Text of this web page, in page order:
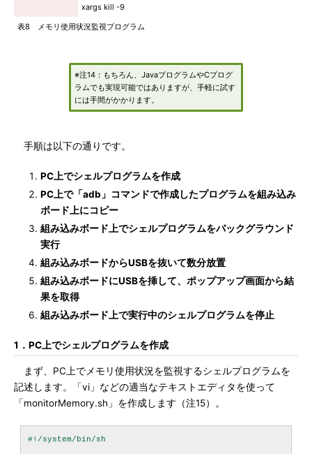
xargs kill -9
表8 メモリ使用状況監視プログラム
※注14：もちろん、JavaプログラムやCプログ
ラムでも実現可能ではありますが、手軽に試す
には手間がかかります。
手順は以下の通りです。
PC上でシェルプログラムを作成
PC上で「adb」コマンドで作成したプログラムを組み込み
ボード上にコピー
組み込みボード上でシェルプログラムをバックグラウンド
実行
組み込みボードからUSBを抜いて数分放置
組み込みボードにUSBを挿して、ポップアップ画面から結
果を取得
組み込みボード上で実行中のシェルプログラムを停止
1．PC上でシェルプログラムを作成
まず、PC上でメモリ使用状況を監視するシェルプログラムを
記述します。「vi」などの適当なテキストエディタを使って
「monitorMemory.sh」を作成します（注15）。
#!/system/bin/sh